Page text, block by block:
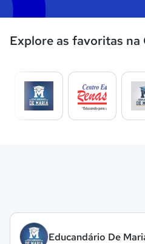
Explore as favoritas na
Educandário De